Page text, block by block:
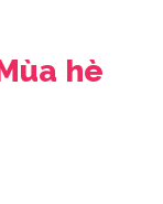
hè